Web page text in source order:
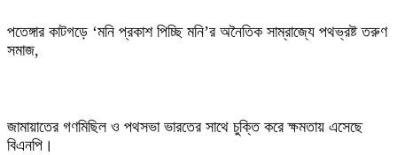
পতেঙ্গার কাটগড়ে ‘মনি প্রকাশ পিচ্ছি মনি’র অনৈতিক সাম্রাজ্যে পথভ্রষ্ট তরুণ
সমাজ,
জামায়াতের গণমিছিল ও পথসভা ভারতের সাথে চুক্তি করে ক্ষমতায় এসেছে
বিএনপি।